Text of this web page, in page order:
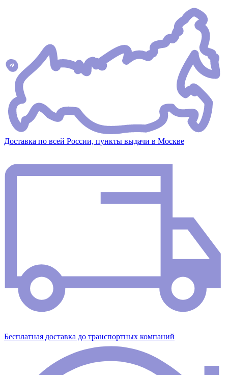
Доставка по всей России, пункты выдачи в Москве
Бесплатная доставка до транспортных компаний